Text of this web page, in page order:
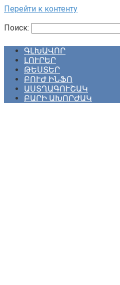
Перейти к контенту
Поиск:
ԳԼԽԱՎՈՐ
ԼՈՒՐԵՐ
ԹԵՍՏԵՐ
ԲՈՒԺ ԻՆՖՈ
ԱՍՏՂԱԳՈՒՇԱԿ
ԲԱՐԻ ԱԽՈՐԺԱԿ